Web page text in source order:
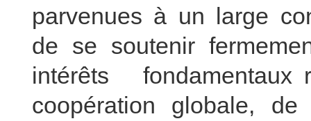
parvenues à un large
de se soutenir
intérêts
coopération globale,